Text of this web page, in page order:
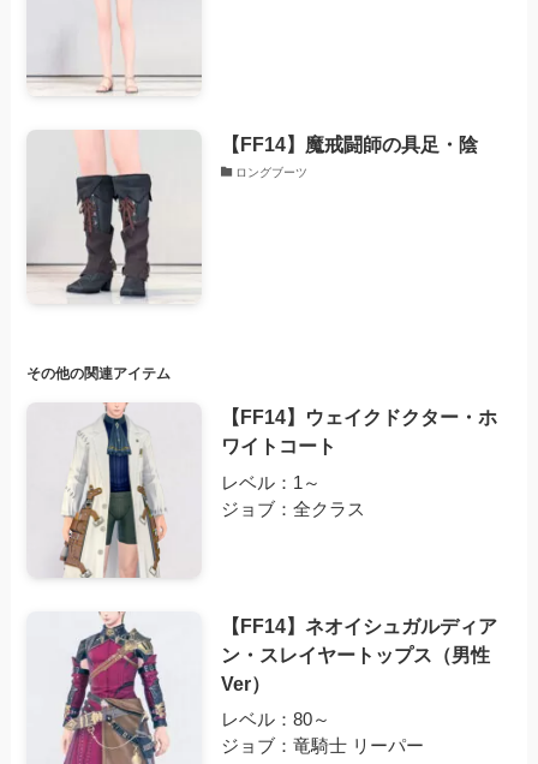
【FF14】魔戒闘師の具足・陰
ロングブーツ
その他の関連アイテム
【FF14】ウェイクドクター・ホ
ワイトコート
レベル：1～
ジョブ：全クラス
【FF14】ネオイシュガルディア
ン・スレイヤートップス（男性
Ver）
レベル：80～
ジョブ：竜騎士 リーパー